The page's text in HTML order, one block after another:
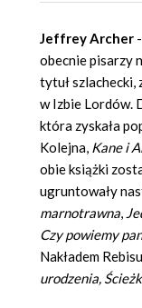
Jeffrey Archer
obecnie pisarzy
tytuł szlachecki,
w Izbie Lordów.
która zyskała
Kolejna, Kane i
obie książki
ugruntowały
marnotrawna,
Czy powiemy
Nakładem
urodzenia,